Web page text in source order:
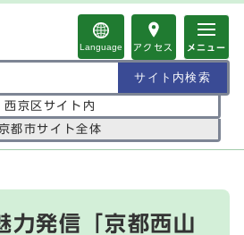
Language アクセス メニュー
西京区サイト内
都市サイト全体
力発信「京都西山